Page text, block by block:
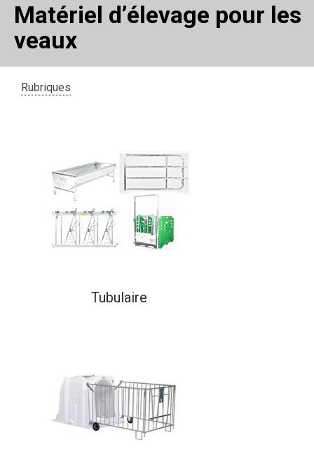
Matériel d’élevage pour les
veaux
Rubriques
Tubulaire